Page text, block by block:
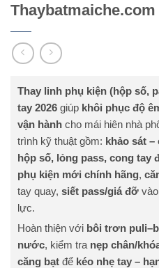
Thaybatmaiche.com
Thay linh phụ kiện (hộp số,
tay 2026 giúp khôi phục độ
vận hành cho mái hiên nhà
trình kỹ thuật gồm: khảo sát –
hộp số, lỏng pass, cong tay
phụ kiện mới chính hãng,
tay quay, siết pass/giá đỡ
lực.
Hoàn thiện với bôi trơn
nước, kiểm tra nẹp chân/
căng bạt để kéo nhẹ tay –